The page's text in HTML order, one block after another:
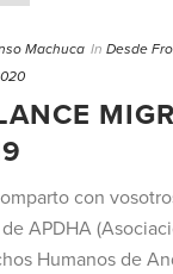
Machuca In Desde
con
APDHA
Humanos de